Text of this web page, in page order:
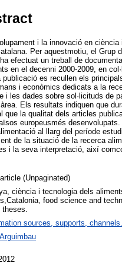
i la innovació en
Per aquestmotiu, el Grup
efectuat un treball de
en el decenni 2000-2009, en
es recullen els
i econòmics dedicats a la
i les dades sobre sol·licituds de
Els resultats indiquen que
que la qualitat dels articles
europeusmés
al llarg del període
de la situació de la recerca
i la seva interpretació, així
(Unpaginated)
ciència i tecnologia dels
food science and
sources, supports, channels.
Arguimbau